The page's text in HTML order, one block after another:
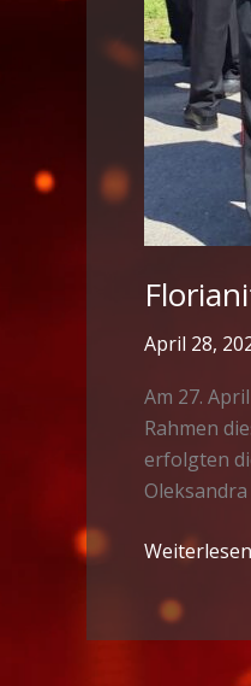
April 28,
Am 27.
Rahmen
erfolgten
Florianitag
Baden
Land